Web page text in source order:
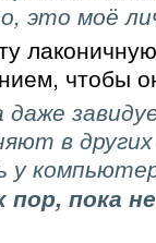
это моё
чтобы
даже
в
у
пор, пока